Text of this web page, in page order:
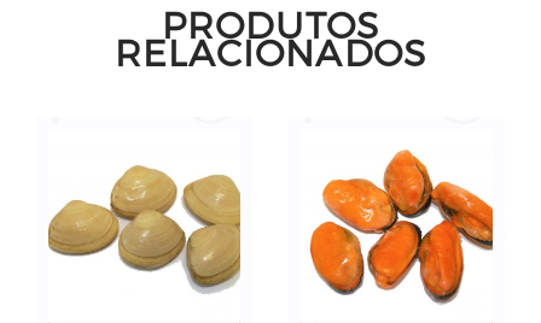
PRODUTOS
RELACIONADOS